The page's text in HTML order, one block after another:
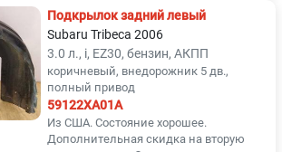
Подкрылок задний левый
Subaru Tribeca 2006
3.0 л., i, EZ30, бензин, АКПП
коричневый, внедорожник 5 дв.,
полный привод
59122XA01A
Из США. Состояние хорошее.
Дополнительная скидка на вторую